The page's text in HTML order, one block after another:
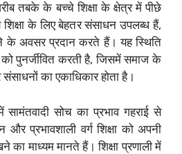
तबके के बच्चे शिक्षा के क्षेत्र में पीछे
के लिए बेहतर संसाधन उपलब्ध हैं,
के अवसर प्रदान करते हैं। यह स्थिति
पुनर्जीवित करती है, जिसमें समाज के
का एकाधिकार होता है।
सोच का प्रभाव गहराई से
प्रभावशाली वर्ग शिक्षा को अपनी
का माध्यम मानते हैं। शिक्षा प्रणाली में